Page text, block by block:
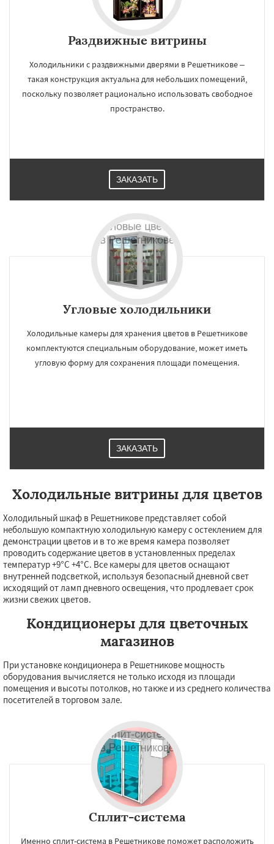
Раздвижные витрины
Холодильники с раздвижными дверями в Решетникове –
такая конструкция актуальна для небольших помещений,
поскольку позволяет рационально использовать свободное
пространство.
ЗАКАЗАТЬ
Угловые холодильники
Холодильные камеры для хранения цветов в Решетникове
комплектуются специальным оборудование, может иметь
угловую форму для сохранения площади помещения.
ЗАКАЗАТЬ
Холодильные витрины для цветов
Холодильный шкаф в Решетникове представляет собой
небольшую компактную холодильную камеру с остеклением для
демонстрации цветов и в то же время камера позволяет
проводить содержание цветов в установленных пределах
температур +9°С +4°С. Все камеры для цветов оснащают
внутренней подсветкой, используя безопасный дневной свет
исходящий от ламп дневного освещения, что продлевает срок
жизни свежих цветов.
Кондиционеры для цветочных
магазинов
При установке кондиционера в Решетникове мощность
оборудования вычисляется не только исходя из площади
помещения и высоты потолков, но также и из среднего количества
посетителей в торговом зале.
Сплит-система
Именно сплит-система в Решетникове поможет расположить